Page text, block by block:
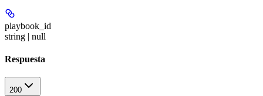
playbook_id
string | null
Respuesta
200